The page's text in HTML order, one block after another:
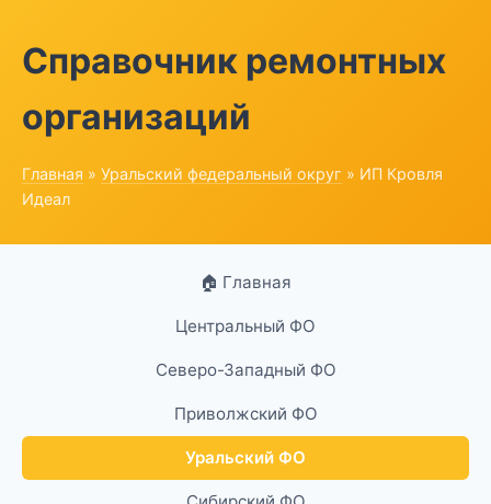
Справочник ремонтных
организаций
Главная » Уральский федеральный округ » ИП Кровля
Идеал
🏠 Главная
Центральный ФО
Северо-Западный ФО
Приволжский ФО
Уральский ФО